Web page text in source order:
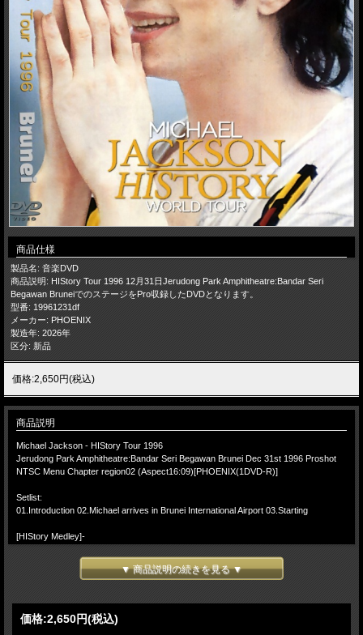
商品仕様
製品名: 音楽DVD
商品説明: HIStory Tour 1996 12月31日Jerudong Park Amphitheatre:Bandar Seri
Begawan BruneiでのステージをPro収録したDVDとなります。
型番: 19961231df
メーカー: PHOENIX
製造年: 2026年
区分: 新品
価格:2,650円(税込)
商品説明
Michael Jackson - HIStory Tour 1996
Jerudong Park Amphitheatre:Bandar Seri Begawan Brunei Dec 31st 1996 Proshot
NTSC Menu Chapter region02 (Aspect16:09)[PHOENIX(1DVD-R)]
Setlist:
01.Introduction 02.Michael arrives in Brunei International Airport 03.Starting
[HIStory Medley]-
07.Wanna Be Startin' Somethin' 08.Stranger In Moscow 09.Smooth Criminal 10.You
-[Jackson 5 Medley]-
12.I Want You Back 13.The Love You Save 14.I'll Be There 15.Remember The Time
▼ 商品説明の続きを見る ▼
価格:2,650円(税込)